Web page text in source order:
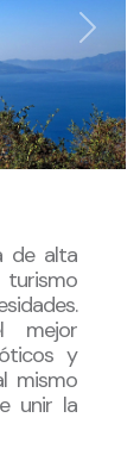
Next
de alta
mejor
y
mismo
unir la